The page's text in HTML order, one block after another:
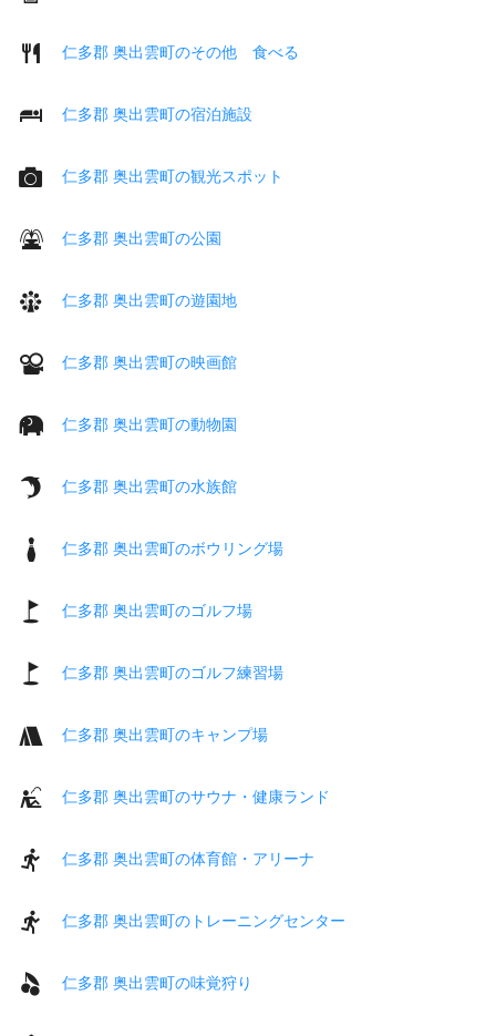
仁多郡 奥出雲町のその他 食べる
仁多郡 奥出雲町の宿泊施設
仁多郡 奥出雲町の観光スポット
仁多郡 奥出雲町の公園
仁多郡 奥出雲町の遊園地
仁多郡 奥出雲町の映画館
仁多郡 奥出雲町の動物園
仁多郡 奥出雲町の水族館
仁多郡 奥出雲町のボウリング場
仁多郡 奥出雲町のゴルフ場
仁多郡 奥出雲町のゴルフ練習場
仁多郡 奥出雲町のキャンプ場
仁多郡 奥出雲町のサウナ・健康ランド
仁多郡 奥出雲町の体育館・アリーナ
仁多郡 奥出雲町のトレーニングセンター
仁多郡 奥出雲町の味覚狩り